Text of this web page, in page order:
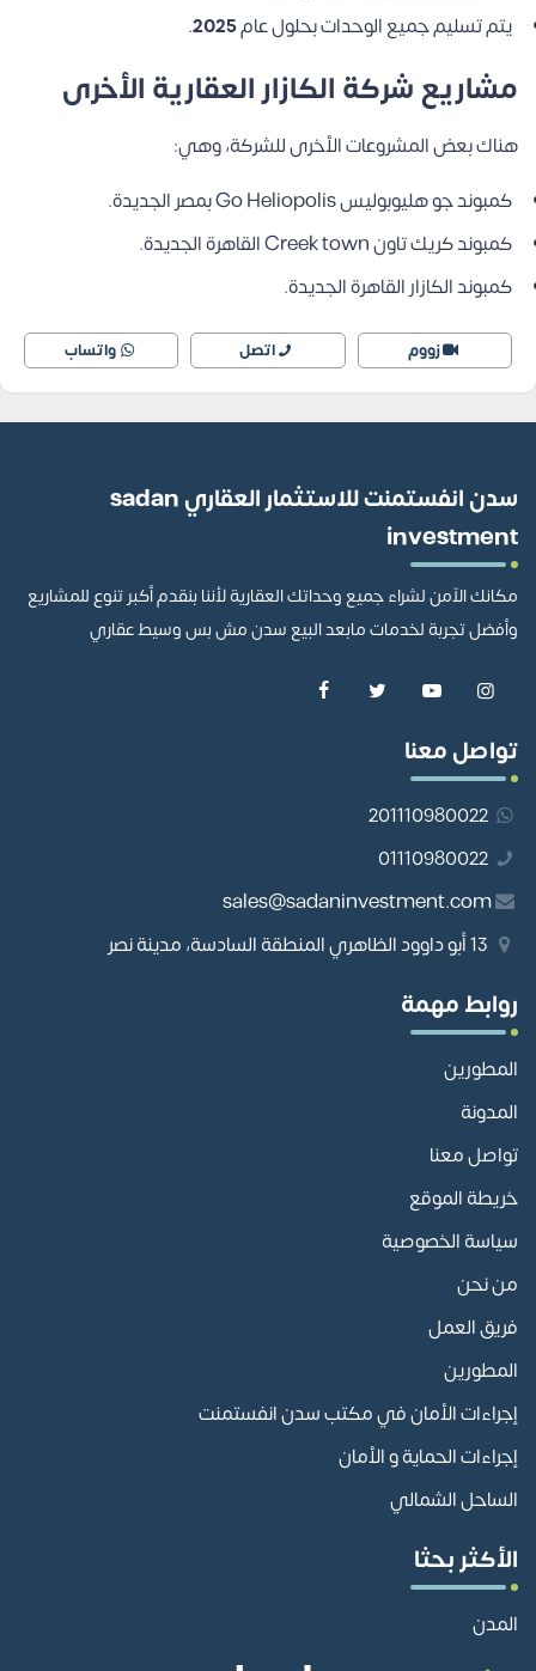
يتم تسليم جميع الوحدات بحلول عام2025
.
مشاريع شركة الكازار العقارية الأخرى
هناك بعض المشروعات الأخرى للشركة، وهي:
كمبوند جو هليوبوليس Go Heliopolis بمصر الجديدة.
كمبوند كريك تاون
كمبوند الكازار القاهرة الجديدة.
زووم اتصل واتساب
سدن انفستمنت للاستثمار العقاري sadan
investment
مكانك الآمن لشراء جميع وحداتك العقارية لأننا بنقدم أكبر تنوع للمشاريع
وأفضل تجربة لخدمات مابعد البيع سدن مش بس وسيط عقاري
تواصل معنا
201110980022
01110980022
sales@sadaninvestment.com
روابط مهمة
المطورين
المدونة
تواصل معنا
خريطة الموقع
سياسة الخصوصية
من نحن
فريق العمل
المطورين
إجراءات الأمان في مكتب سدن انفستمنت
إجراءات الحماية و الأمان
الساحل الشمالي
الأكثر بحثا
المدن